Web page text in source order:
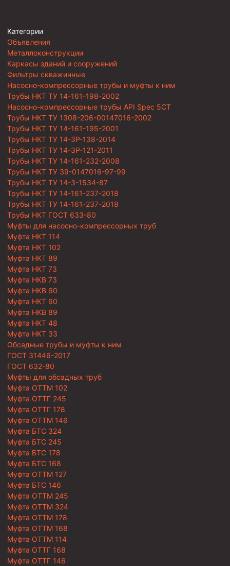
Категории
Объявления
Металлоконструкции
Каркасы зданий и сооружений
Фильтры скважинные
Насосно-компрессорные трубы и муфты к ним
Трубы НКТ ТУ 14-161-198-2002
Насосно-компрессорные трубы API Spec 5CT
Трубы НКТ ТУ 1308-206-00147016-2002
Трубы НКТ ТУ 14-161-195-2001
Трубы НКТ ТУ 14-3Р-138-2014
Трубы НКТ ТУ 14-3Р-121-2011
Трубы НКТ ТУ 14-161-232-2008
Трубы НКТ ТУ 39-0147016-97-99
Трубы НКТ ТУ 14-3-1534-87
Трубы НКТ ТУ 14-161-237-2018
Трубы НКТ ТУ 14-161-237-2018
Трубы НКТ ГОСТ 633-80
Муфты для насосно-компрессорных труб
Муфта НКТ 114
Муфта НКТ 102
Муфта НКТ 89
Муфта НКТ 73
Муфта НКВ 73
Муфта НКВ 60
Муфта НКТ 60
Муфта НКВ 89
Муфта НКТ 48
Муфта НКТ 33
Обсадные трубы и муфты к ним
ГОСТ 31446-2017
ГОСТ 632-80
Муфты для обсадных труб
Муфта ОТТМ 102
Муфта ОТТГ 245
Муфта ОТТГ 178
Муфта ОТТМ 146
Муфта БТС 324
Муфта БТС 245
Муфта БТС 178
Муфта БТС 168
Муфта ОТТМ 127
Муфта БТС 146
Муфта ОТТМ 245
Муфта ОТТМ 324
Муфта ОТТМ 178
Муфта ОТТМ 168
Муфта ОТТМ 114
Муфта ОТТГ 168
Муфта ОТТГ 146